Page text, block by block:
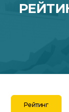
Рейтинг